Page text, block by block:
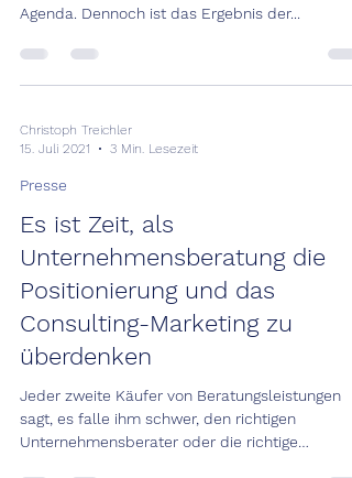
Agenda. Dennoch ist das Ergebnis der...
Christoph Treichler
15. Juli 2021
3 Min. Lesezeit
Presse
Es ist Zeit, als
Unternehmensberatung die
Positionierung und das
Consulting-Marketing zu
überdenken
Jeder zweite Käufer von Beratungsleistungen
sagt, es falle ihm schwer, den richtigen
Unternehmensberater oder die richtige